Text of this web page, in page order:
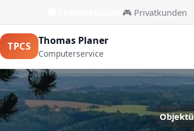
🎮 Privatkunden
TPCS Thomas Planer
Computerservice